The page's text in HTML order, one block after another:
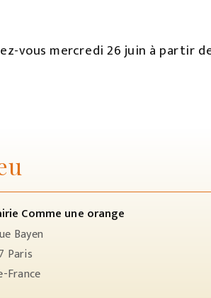
vous mercredi 26 juin à partir
Comme une orange
Bayen
Paris
France